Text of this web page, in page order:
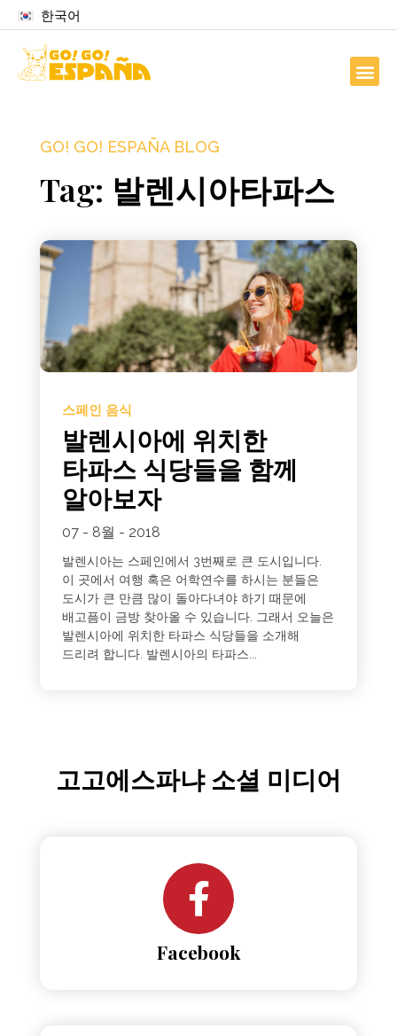
한국어
GO! GO! ESPAÑA BLOG
Tag: 발렌시아타파스
스페인 음식
발렌시아에 위치한
타파스 식당들을 함께
알아보자
07 - 8월 - 2018
발렌시아는 스페인에서 3번째로 큰 도시입니다.
이 곳에서 여행 혹은 어학연수를 하시는 분들은
도시가 큰 만큼 많이 돌아다녀야 하기 때문에
배고픔이 금방 찾아올 수 있습니다. 그래서 오늘은
발렌시아에 위치한 타파스 식당들을 소개해
드리려 합니다. 발렌시아의 타파스...
고고에스파냐 소셜 미디어
Facebook